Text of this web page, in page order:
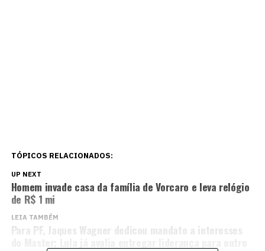
TÓPICOS RELACIONADOS:
UP NEXT
Homem invade casa da família de Vorcaro e leva relógio
de R$ 1 mi
LEIA TAMBÉM
Para PF, Jaques Wagner dedicou mandato a interesses